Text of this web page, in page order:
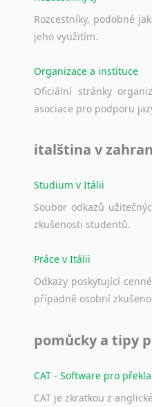
Rozcestníky, podobné
jeho využitím.
Organizace a instituce
Oficiální stránky
asociace pro podporu
italština v
Studium v Itálii
Soubor odkazů
zkušenosti studentů.
Práce v Itálii
Odkazy poskytující cenné
případně osobní
pomůcky a tipy
CAT - Software pro
CAT je zkratkou z